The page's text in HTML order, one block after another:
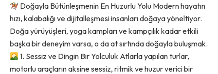
Doğayla Bütünleşmenin En Huzurlu Yolu Modern hayatın
hızı, kalabalığı ve dijitalleşmesi insanları doğaya yöneltiyor.
Doğa yürüyüşleri, yoga kampları ve kampçılık kadar etkili
başka bir deneyim varsa, o da at sırtında doğayla buluşmak.
1. Sessiz ve Dingin Bir Yolculuk Atlarla yapılan turlar,
motorlu araçların aksine sessiz, ritmik ve huzur verici bir